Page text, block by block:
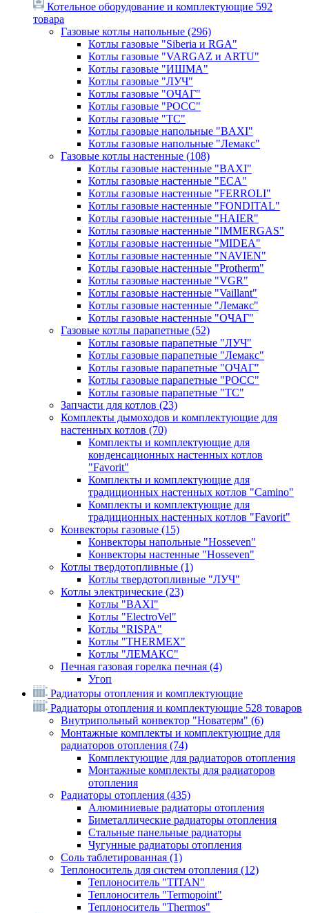
Котельное оборудование и комплектующие 592
товара
Газовые котлы напольные (296)
Котлы газовые "Siberia и RGA"
Котлы газовые "VARGAZ и ARTU"
Котлы газовые "ИШМА"
Котлы газовые "ЛУЧ"
Котлы газовые "ОЧАГ"
Котлы газовые "РОСС"
Котлы газовые "ТС"
Котлы газовые напольные "BAXI"
Котлы газовые напольные "Лемакс"
Газовые котлы настенные (108)
Котлы газовые настенные "BAXI"
Котлы газовые настенные "ECA"
Котлы газовые настенные "FERROLI"
Котлы газовые настенные "FONDITAL"
Котлы газовые настенные "HAIER"
Котлы газовые настенные "IMMERGAS"
Котлы газовые настенные "MIDEA"
Котлы газовые настенные "NAVIEN"
Котлы газовые настенные "Protherm"
Котлы газовые настенные "VGR"
Котлы газовые настенные "Vaillant"
Котлы газовые настенные "Лемакс"
Котлы газовые настенные "ОЧАГ"
Газовые котлы парапетные (52)
Котлы газовые парапетные "ЛУЧ"
Котлы газовые парапетные "Лемакс"
Котлы газовые парапетные "ОЧАГ"
Котлы газовые парапетные "РОСС"
Котлы газовые парапетные "ТС"
Запчасти для котлов (23)
Комплекты дымоходов и комплектующие для
настенных котлов (70)
Комплекты и комплектующие для
конденсационных настенных котлов
"Favorit"
Комплекты и комплектующие для
традиционных настенных котлов "Camino"
Комплекты и комплектующие для
традиционных настенных котлов "Favorit"
Конвекторы газовые (15)
Конвекторы напольные "Hosseven"
Конвекторы настенные "Hosseven"
Котлы твердотопливные (1)
Котлы твердотопливные "ЛУЧ"
Котлы электрические (23)
Котлы "BAXI"
Котлы "ElectroVel"
Котлы "RISPA"
Котлы "THERMEX"
Котлы "ЛЕМАКС"
Печная газовая горелка печная (4)
Угоп
Радиаторы отопления и комплектующие
Радиаторы отопления и комплектующие 528 товаров
Внутрипольный конвектор "Новатерм" (6)
Монтажные комплекты и комплектующие для
радиаторов отопления (74)
Комплектующие для радиаторов отопления
Монтажные комплекты для радиаторов
отопления
Радиаторы отопления (435)
Алюминиевые радиаторы отопления
Биметаллические радиаторы отопления
Стальные панельные радиаторы
Чугунные радиаторы отопления
Соль таблетированная (1)
Теплоноситель для систем отопления (12)
Теплоноситель "TITAN"
Теплоноситель "Termopoint"
Теплоноситель "Thermos"